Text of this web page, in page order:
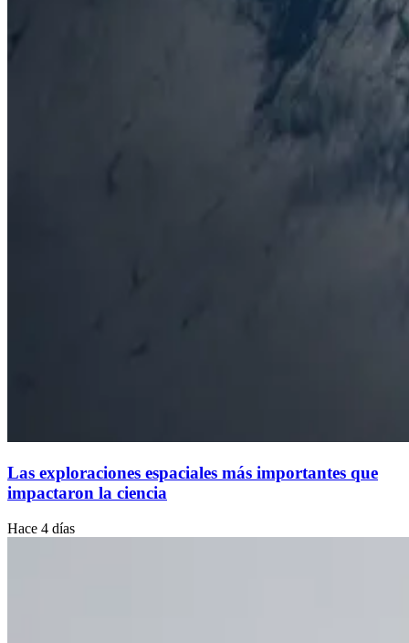
Las exploraciones espaciales más importantes que
impactaron la ciencia
Hace 4 días